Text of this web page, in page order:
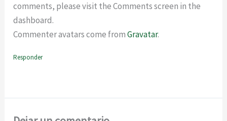
comments, please visit the Comments screen in the
dashboard.
Commenter avatars come fromGravatar.
Responder